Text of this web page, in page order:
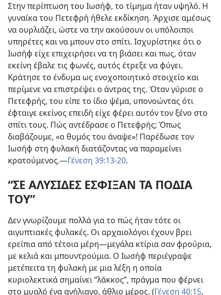
Στην περίπτωση του Ιωσήφ, το τίμημα ήταν υψηλό. Η
γυναίκα του Πετεφρή ήθελε εκδίκηση. Άρχισε αμέσως
να ουρλιάζει, ώστε να την ακούσουν οι υπόλοιποι
υπηρέτες και να μπουν στο σπίτι. Ισχυρίστηκε ότι ο
Ιωσήφ είχε επιχειρήσει να τη βιάσει και πως, όταν
εκείνη έβαλε τις φωνές, αυτός έτρεξε να φύγει.
Κράτησε το ένδυμα ως ενοχοποιητικό στοιχείο και
περίμενε να επιστρέψει ο άντρας της. Όταν γύρισε ο
Πετεφρής, του είπε το ίδιο ψέμα, υπονοώντας ότι
έφταιγε εκείνος επειδή είχε φέρει αυτόν τον ξένο στο
σπίτι τους. Πώς αντέδρασε ο Πετεφρής; Όπως
διαβάζουμε, «ο θυμός του άναψε»! Παρέδωσε τον
Ιωσήφ στη φυλακή διατάζοντας να παραμείνει
κρατούμενος.​—Γένεση 39:13-20.
“ΣΕ ΑΛΥΣΙΔΕΣ ΕΣΦΙΞΑΝ ΤΑ ΠΟΔΙΑ
ΤΟΥ”
Δεν γνωρίζουμε πολλά για το πώς ήταν τότε οι
αιγυπτιακές φυλακές. Οι αρχαιολόγοι έχουν βρει
ερείπια από τέτοια μέρη​—μεγάλα κτίρια σαν φρούρια,
με κελιά και μπουντρούμια. Ο Ιωσήφ περιέγραψε
μετέπειτα τη φυλακή με μια λέξη η οποία
κυριολεκτικά σημαίνει “λάκκος”, πράγμα που φέρνει
στο μυαλό ένα ανήλιαγο, άθλιο μέρος. (Γένεση 40:15,